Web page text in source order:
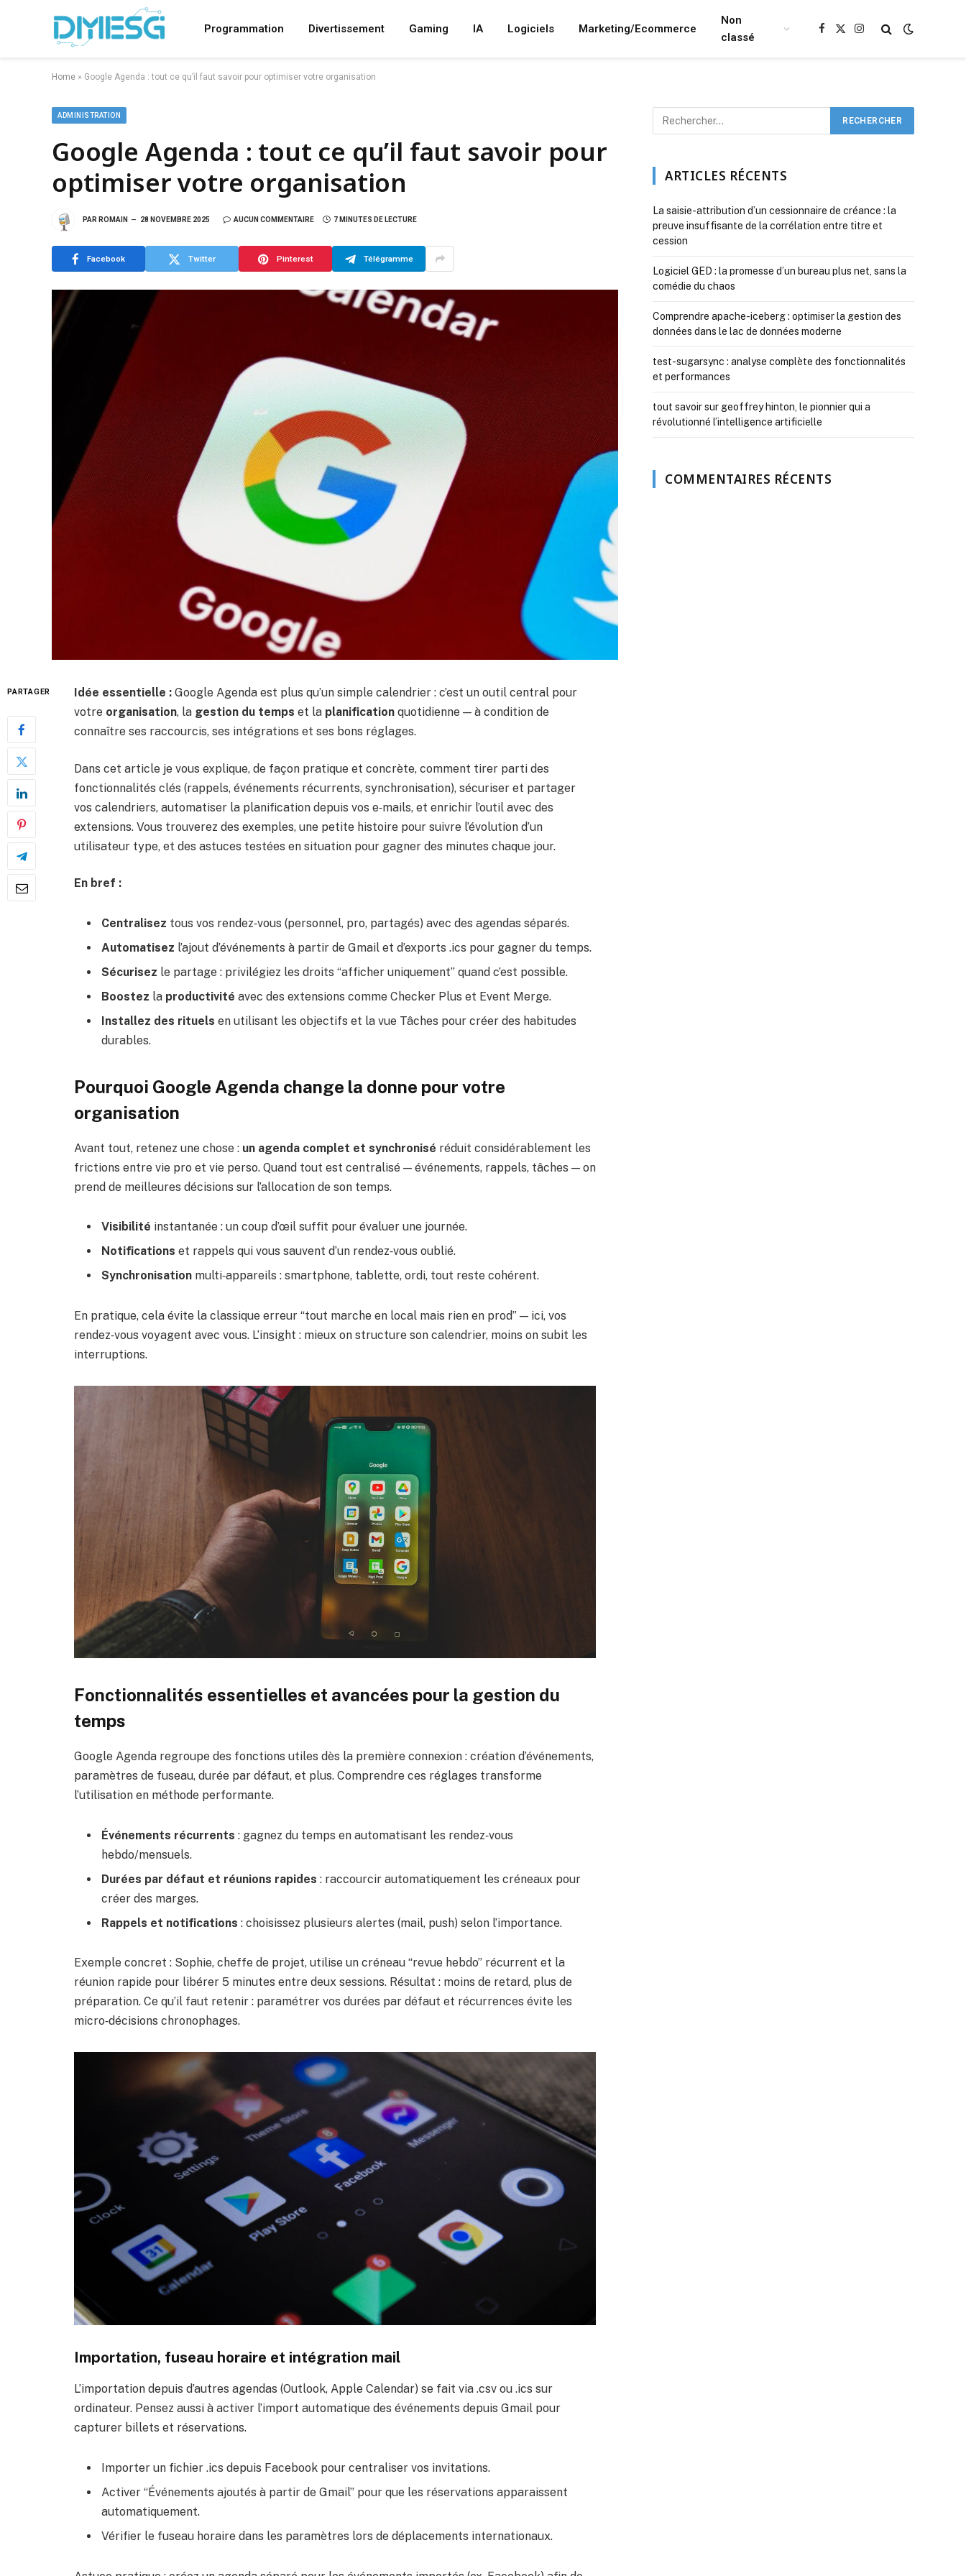
Programmation Divertissement Gaming IA Logiciels Marketing/Ecommerce
Non
classé
Facebook
X
Instagram
Home » Google Agenda : tout ce qu’il faut savoir pour optimiser votre organisation
ADMINISTRATION
Google Agenda : tout ce qu’il faut savoir pour
optimiser votre organisation
PAR ROMAIN 28 NOVEMBRE 2025 AUCUN COMMENTAIRE 7 MINUTES DE LECTURE
Facebook Twitter Pinterest Télégramme
PARTAGER Idée essentielle : Google Agenda est plus qu’un simple calendrier : c’est un outil central pour
votre organisation, la gestion du temps et la planification quotidienne — à condition de
connaître ses raccourcis, ses intégrations et ses bons réglages.
Dans cet article je vous explique, de façon pratique et concrète, comment tirer parti des
fonctionnalités clés (rappels, événements récurrents, synchronisation), sécuriser et partager
vos calendriers, automatiser la planification depuis vos e‑mails, et enrichir l’outil avec des
extensions. Vous trouverez des exemples, une petite histoire pour suivre l’évolution d’un
utilisateur type, et des astuces testées en situation pour gagner des minutes chaque jour.
En bref :
Centralisez tous vos rendez‑vous (personnel, pro, partagés) avec des agendas séparés.
Automatisez l’ajout d’événements à partir de Gmail et d’exports .ics pour gagner du temps.
Sécurisez le partage : privilégiez les droits “afficher uniquement” quand c’est possible.
Boostez la productivité avec des extensions comme Checker Plus et Event Merge.
Installez des rituels en utilisant les objectifs et la vue Tâches pour créer des habitudes
durables.
Pourquoi Google Agenda change la donne pour votre
organisation
Avant tout, retenez une chose : un agenda complet et synchronisé réduit considérablement les
frictions entre vie pro et vie perso. Quand tout est centralisé — événements, rappels, tâches — on
prend de meilleures décisions sur l’allocation de son temps.
Visibilité instantanée : un coup d’œil suffit pour évaluer une journée.
Notifications et rappels qui vous sauvent d’un rendez‑vous oublié.
Synchronisation multi‑appareils : smartphone, tablette, ordi, tout reste cohérent.
En pratique, cela évite la classique erreur “tout marche en local mais rien en prod” — ici, vos
rendez‑vous voyagent avec vous. L’insight : mieux on structure son calendrier, moins on subit les
interruptions.
Fonctionnalités essentielles et avancées pour la gestion du
temps
Google Agenda regroupe des fonctions utiles dès la première connexion : création d’événements,
paramètres de fuseau, durée par défaut, et plus. Comprendre ces réglages transforme
l’utilisation en méthode performante.
Événements récurrents : gagnez du temps en automatisant les rendez‑vous
hebdo/mensuels.
Durées par défaut et réunions rapides : raccourcir automatiquement les créneaux pour
créer des marges.
Rappels et notifications : choisissez plusieurs alertes (mail, push) selon l’importance.
Exemple concret : Sophie, cheffe de projet, utilise un créneau “revue hebdo” récurrent et la
réunion rapide pour libérer 5 minutes entre deux sessions. Résultat : moins de retard, plus de
préparation. Ce qu’il faut retenir : paramétrer vos durées par défaut et récurrences évite les
micro‑décisions chronophages.
Importation, fuseau horaire et intégration mail
L’importation depuis d’autres agendas (Outlook, Apple Calendar) se fait via .csv ou .ics sur
ordinateur. Pensez aussi à activer l’import automatique des événements depuis Gmail pour
capturer billets et réservations.
Importer un fichier .ics depuis Facebook pour centraliser vos invitations.
Activer “Événements ajoutés à partir de Gmail” pour que les réservations apparaissent
automatiquement.
Vérifier le fuseau horaire dans les paramètres lors de déplacements internationaux.
ARTICLES RÉCENTS
La saisie-attribution d’un cessionnaire de créance : la
preuve insuffisante de la corrélation entre titre et
cession
Logiciel GED : la promesse d’un bureau plus net, sans la
comédie du chaos
Comprendre apache-iceberg : optimiser la gestion des
données dans le lac de données moderne
test-sugarsync : analyse complète des fonctionnalités
et performances
tout savoir sur geoffrey hinton, le pionnier qui a
révolutionné l’intelligence artificielle
COMMENTAIRES RÉCENTS